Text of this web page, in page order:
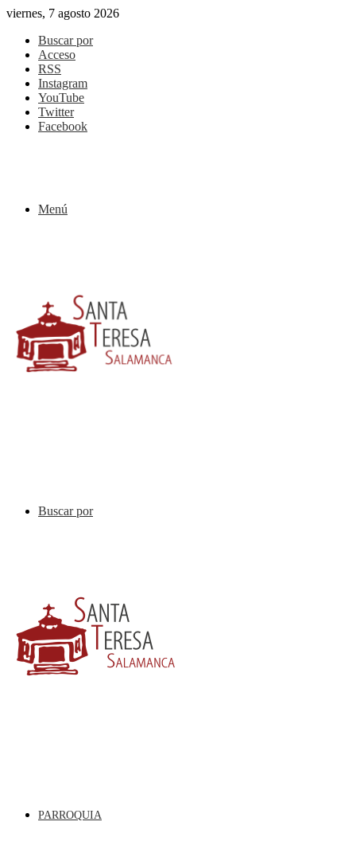
viernes, 7 agosto 2026
Buscar por
Acceso
RSS
Instagram
YouTube
Twitter
Facebook
Menú
Buscar por
PARROQUIA